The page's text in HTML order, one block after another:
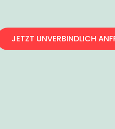
JETZT UNVERBINDLICH